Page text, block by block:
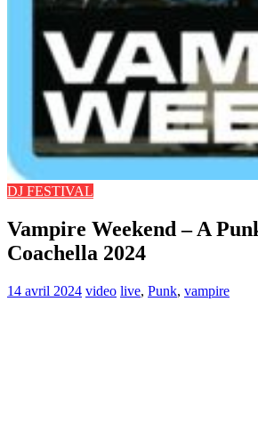
DJ FESTIVAL
Vampire Weekend – A
Coachella 2024
14 avril 2024 video live, Punk, vampire